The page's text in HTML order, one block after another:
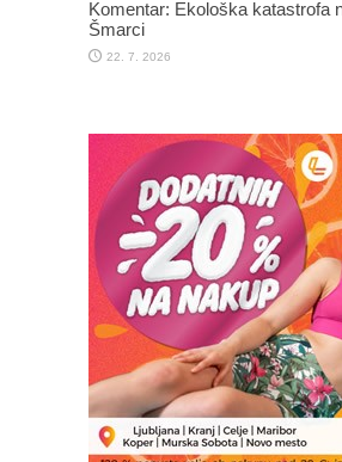
Komentar: Ekološka katastrofa
Šmarci
22. 7. 2026